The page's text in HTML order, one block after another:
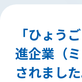
「ひょう
進企業（
されました